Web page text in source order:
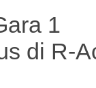
1
di R-